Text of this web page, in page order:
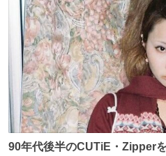
数
90年代後半のCUTiE・Zipper